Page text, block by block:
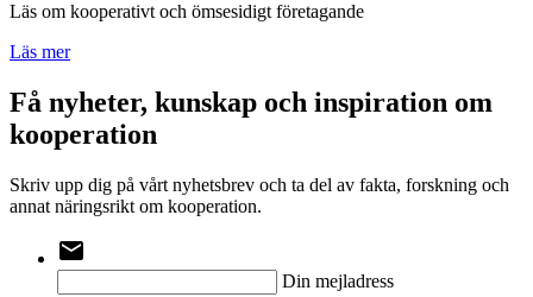
Läs om kooperativt och ömsesidigt företagande
Läs mer
Få nyheter, kunskap och inspiration om
kooperation
Skriv upp dig på vårt nyhetsbrev och ta del av fakta, forskning och
annat näringsrikt om kooperation.
email
Din mejladress